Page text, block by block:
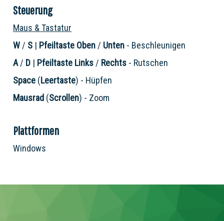
Steuerung
Maus & Tastatur
W / S | Pfeiltaste Oben / Unten - Beschleunigen
A/ D | Pfeiltaste Links / Rechts - Rutschen
Space (Leertaste) - Hüpfen
Mausrad (Scrollen) - Zoom
Plattformen
Windows